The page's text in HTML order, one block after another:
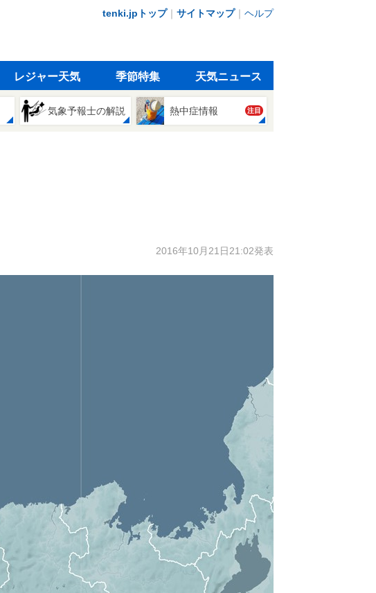
tenki.jpトップ｜ サイトマップ｜ ヘルプ
レジャー天気 季節特集 天気ニュース
気象予報士の解説 熱中症情報 注目
2016年10月21日21:02発表